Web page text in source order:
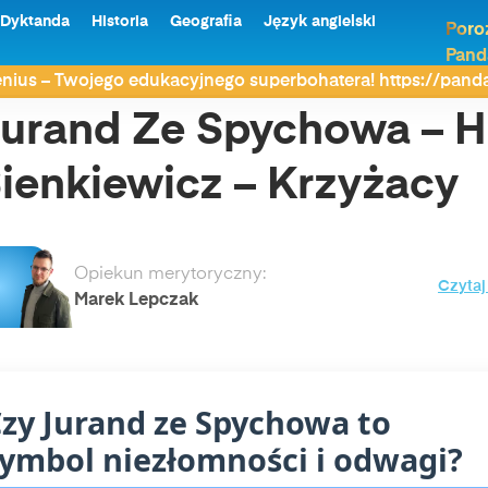
Dyktanda Historia Geografia Język angielski
– Twojego edukacyjnego superbohatera! https://
Ze Spychowa – H. Sienkiewicz – Krzyżacy
Ze Spychowa –
– Krzyżacy
Opiekun merytoryczny:
Marek Lepczak
Jurand ze Spychowa to
niezłomności i odwagi?